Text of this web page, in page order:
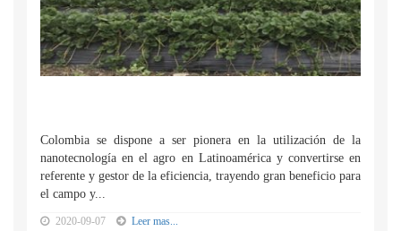
Colombia se dispone a ser pionera en la utilización de la
nanotecnología en el agro en Latinoamérica y convertirse en
referente y gestor de la eficiencia, trayendo gran beneficio para
el campo y...
2020-09-07 Leer mas...